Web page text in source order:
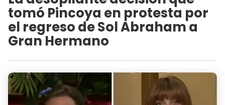
tomó Pincoya en protesta por
el regreso de Sol Abraham a
Gran Hermano